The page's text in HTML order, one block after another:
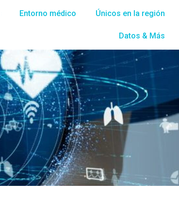
Entorno médico Únicos en la región
Datos & Más